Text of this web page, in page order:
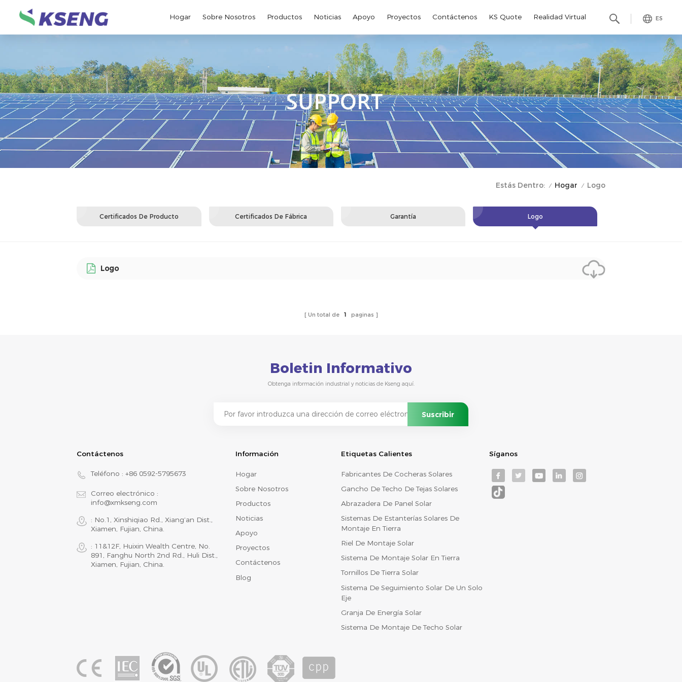
ES
Hogar Sobre Nosotros Productos Noticias Apoyo Proyectos Contáctenos KS Quote Realidad Virtual
Estás Dentro: / Hogar / Logo
Certificados De Producto Certificados De Fábrica Garantía Logo
Logo
Un total de 1 paginas
Boletin Informativo
Obtenga información industrial y noticias de Kseng aquí.
Contáctenos
Teléfono : +86 0592-5795673
Correo electrónico :
info@xmkseng.com
: No.1, Xinshiqiao Rd., Xiang‘an Dist.,
Xiamen, Fujian, China.
: 11&12F, Huixin Wealth Centre, No.
891, Fanghu North 2nd Rd., Huli Dist.,
Xiamen, Fujian, China.
Información
Hogar
Sobre Nosotros
Productos
Noticias
Apoyo
Proyectos
Contáctenos
Blog
Etiquetas Calientes
Fabricantes De Cocheras Solares
Gancho De Techo De Tejas Solares
Abrazadera De Panel Solar
Sistemas De Estanterías Solares De
Montaje En Tierra
Riel De Montaje Solar
Sistema De Montaje Solar En Tierra
Tornillos De Tierra Solar
Sistema De Seguimiento Solar De Un Solo
Eje
Granja De Energía Solar
Sistema De Montaje De Techo Solar
Síganos